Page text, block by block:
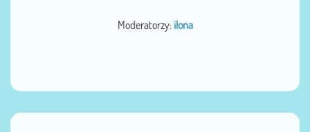
Moderatorzy: ilona